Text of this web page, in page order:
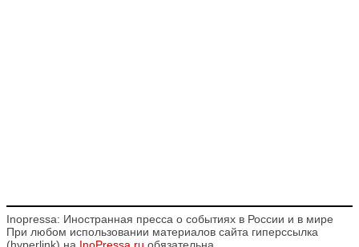
Inopressa: Иностранная пресса о событиях в России и в мире
При любом использовании материалов сайта гиперссылка